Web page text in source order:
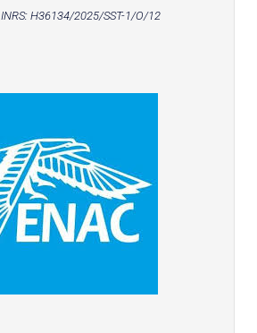
H36134/2025/SST-1/O/12